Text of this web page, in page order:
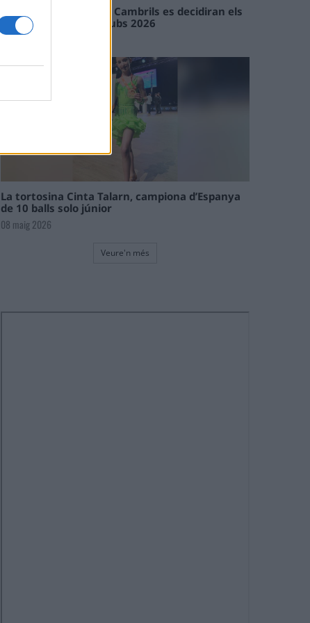
En les tirades de Flix i Cambrils es decidiran els
campions de l’Interclubs 2026
08 maig 2026
La tortosina Cinta Talarn, campiona d’Espanya
de 10 balls solo júnior
08 maig 2026
Veure'n més